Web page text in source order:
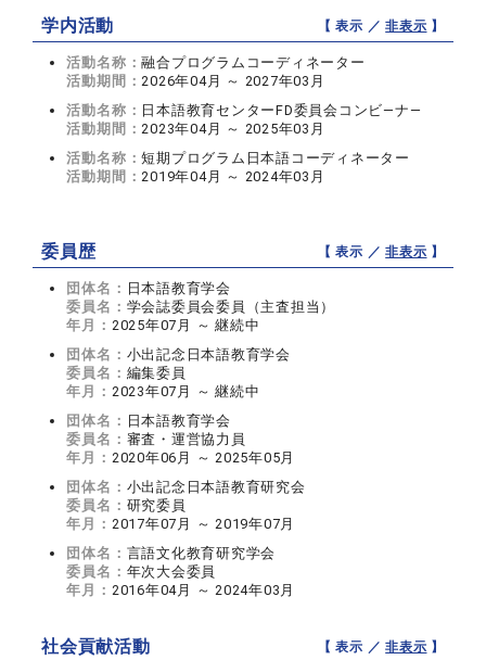
学内活動 【 表示 ／非表示 】
活動名称：融合プログラムコーディネーター
活動期間：2026年04月 ～ 2027年03月
活動名称： 日本語教育センターFD委員会コンビ―ナ―
活動期間：2023年04月 ～ 2025年03月
活動名称：短期プログラム日本語コーディネーター
活動期間：2019年04月 ～ 2024年03月
委員歴 【 表示 ／非表示 】
団体名： 日本語教育学会
委員名： 学会誌委員会委員（主査担当）
年月： 2025年07月 ～ 継続中
団体名： 小出記念日本語教育学会
委員名： 編集委員
年月： 2023年07月 ～ 継続中
団体名： 日本語教育学会
委員名： 審査・運営協力員
年月： 2020年06月 ～ 2025年05月
団体名： 小出記念日本語教育研究会
委員名： 研究委員
年月： 2017年07月 ～ 2019年07月
団体名： 言語文化教育研究学会
委員名： 年次大会委員
年月： 2016年04月 ～ 2024年03月
社会貢献活動 【 表示 ／非表示 】